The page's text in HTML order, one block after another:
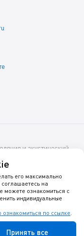
и акустический
информационный
публичной
персональных
его максимально
на
можете ознакомиться с
индивидуальные
по ссылке.
Принять все